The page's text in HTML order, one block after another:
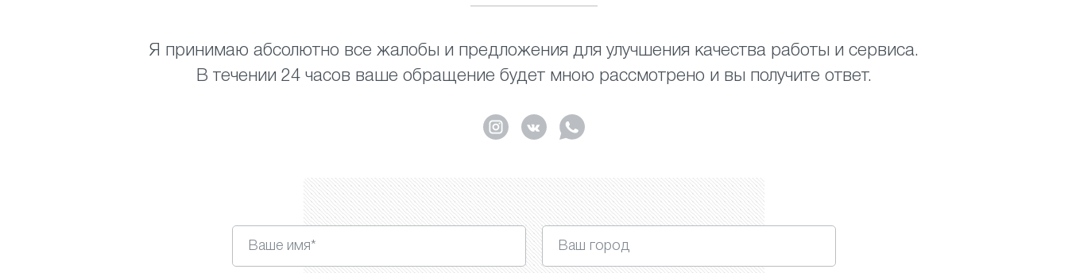
Я принимаю абсолютно все жалобы и предложения для улучшения качества работы и сервиса.
В течении 24 часов ваше обращение будет мною рассмотрено и вы получите ответ.